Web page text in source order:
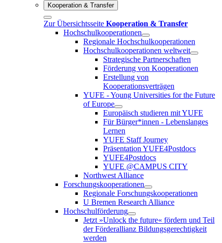
Kooperation & Transfer
Zur Übersichtsseite Kooperation & Transfer
Hochschulkooperationen
Regionale Hochschulkooperationen
Hochschulkooperationen weltweit
Strategische Partnerschaften
Förderung von Kooperationen
Erstellung von
Kooperationsverträgen
YUFE - Young Universities for the Future
of Europe
Europäisch studieren mit YUFE
Für Bürger*innen - Lebenslanges
Lernen
YUFE Staff Journey
Präsentation YUFE4Postdocs
YUFE4Postdocs
YUFE @CAMPUS CITY
Northwest Alliance
Forschungskooperationen
Regionale Forschungskooperationen
U Bremen Research Alliance
Hochschulförderung
Jetzt »Unlock the future« fördern und Teil
der Förderallianz Bildungsgerechtigkeit
werden